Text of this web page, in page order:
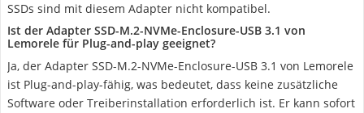
SSDs sind mit diesem Adapter nicht kompatibel.
Ist der Adapter SSD-M.2-NVMe-Enclosure-USB 3.1 von
Lemorele für Plug-and-play geeignet?
Ja, der Adapter SSD-M.2-NVMe-Enclosure-USB 3.1 von Lemorele
ist Plug-and-play-fähig, was bedeutet, dass keine zusätzliche
Software oder Treiberinstallation erforderlich ist. Er kann sofort